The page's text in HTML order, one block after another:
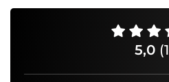
5,0